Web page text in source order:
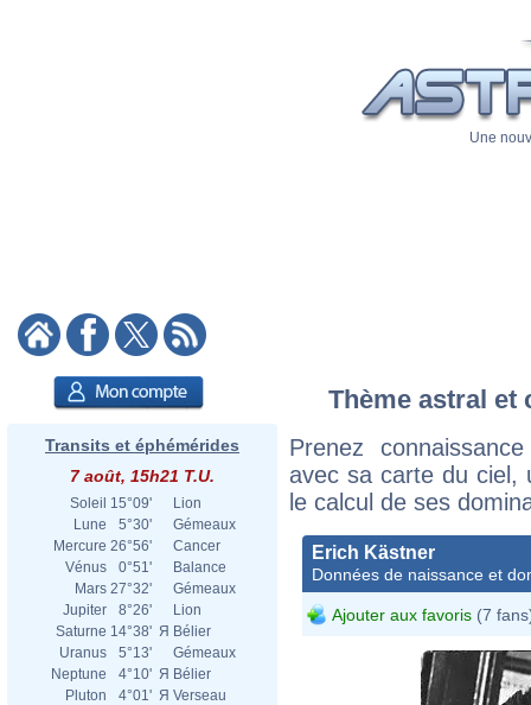
Une
Transits et éphémérides
7 août, 15h21 T.U.
Soleil 15°09'
Lion
Lune
5°30'
Gémeaux
Mercure 26°56'
Cancer
Vénus
0°51'
Balance
Mars 27°32'
Gémeaux
Jupiter
8°26'
Lion
Saturne 14°38' Я Bélier
Uranus
5°13'
Gémeaux
Neptune
4°10' Я Bélier
Pluton
4°01' Я Verseau
Thème astral et
Prenez
avec sa carte du ciel,
le calcul de ses
Erich Kästner
Données de naissance et
Ajouter aux favoris (7